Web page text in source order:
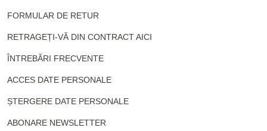
FORMULAR DE RETUR
RETRAGEȚI-VĂ DIN CONTRACT AICI
ÎNTREBĂRI FRECVENTE
ACCES DATE PERSONALE
ȘTERGERE DATE PERSONALE
ABONARE NEWSLETTER